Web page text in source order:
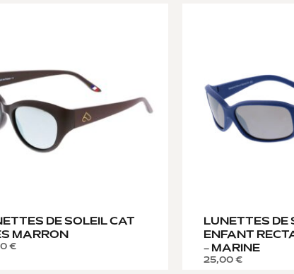
DE SOLEIL CAT
MARRON
€
LUNETTES DE
ENFANT
– MARINE
25,00 €